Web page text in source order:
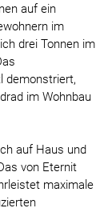
auf ein
im
drei Tonnen im
demonstriert,
im Wohnbau
auf Haus und
von Eternit
maximale